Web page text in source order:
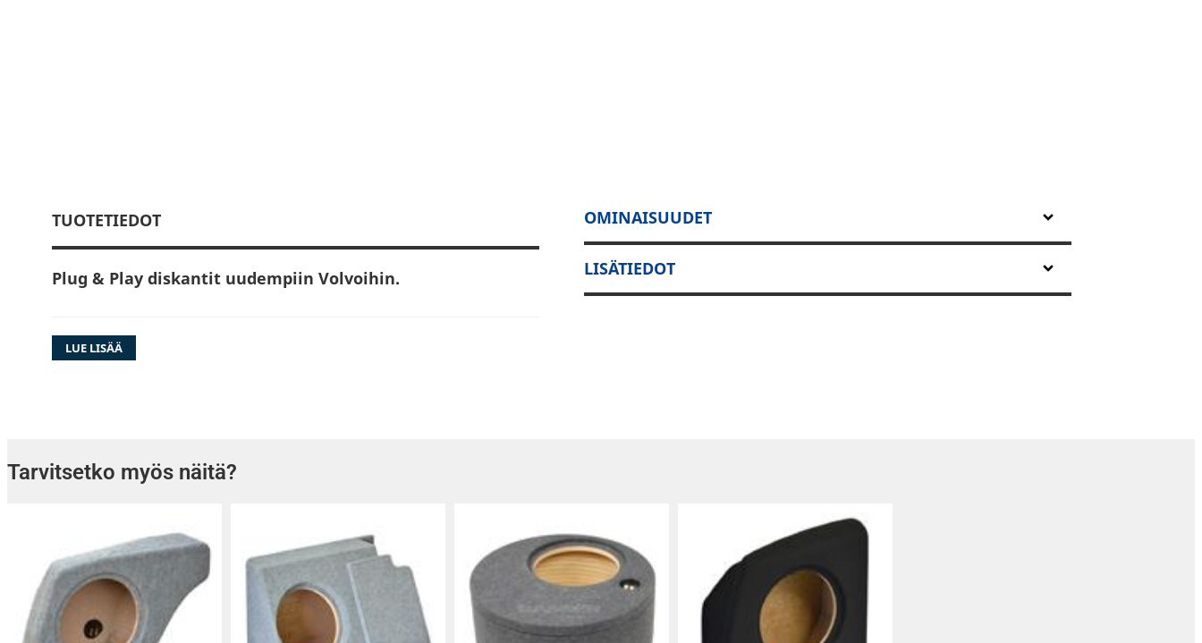
TUOTETIEDOT
Plug & Play diskantit uudempiin Volvoihin.
DLS CRPP-VO2.18 on uudempiin Volvoihin tehdyt Plug & Play
tehty mahdollisimman helpoksi.
Sopii uudempiin Volvoihin, joissa ei ole Harman Kardon tai
B&W järjestelmää
Luonnollisen lämmin ja rasittamaton soundi
LUE LISÄÄ
OMINAISUUDET
LISÄTIEDOT
Tarvitsetko myös näitä?